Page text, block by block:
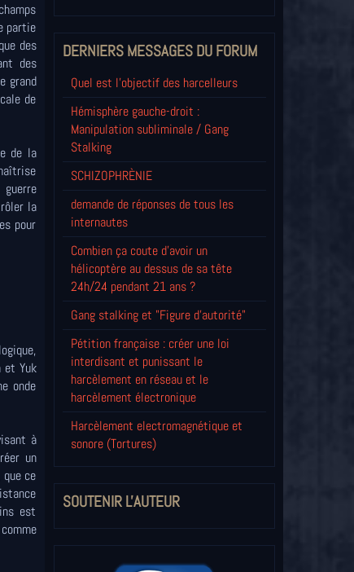
partie
des
des
grand
de
de la
la
pour
et Yuk
onde
à
un
ce
est
DERNIERS MESSAGES DU FORUM
Quel est l'objectif des harcelleurs
Hémisphère gauche-droit :
Manipulation subliminale / Gang
Stalking
SCHIZOPHRÈNIE
demande de réponses de tous les
internautes
Combien ça coute d'avoir un
hélicoptère au dessus de sa tête
24h/24 pendant 21 ans ?
Gang stalking et "Figure d'autorité"
Pétition française : créer une loi
interdisant et punissant le
harcèlement en réseau et le
harcèlement électronique
Harcèlement electromagnétique et
sonore (Tortures)
SOUTENIR L'AUTEUR